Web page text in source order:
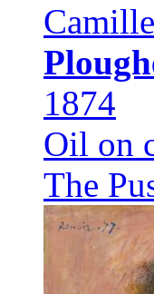
1874
Oil on
The